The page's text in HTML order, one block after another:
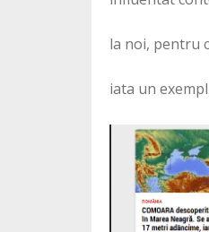
la noi, pentru
iata un